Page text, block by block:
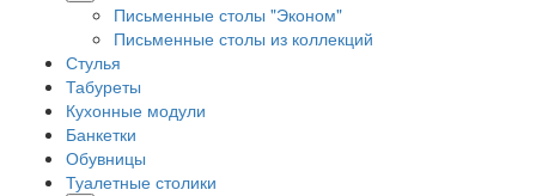
Письменные столы "Эконом"
Письменные столы из коллекций
Стулья
Табуреты
Кухонные модули
Банкетки
Обувницы
Туалетные столики